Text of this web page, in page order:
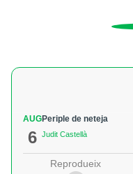
AUG
6
Periple de neteja
Judit Castellà
Reprodueix